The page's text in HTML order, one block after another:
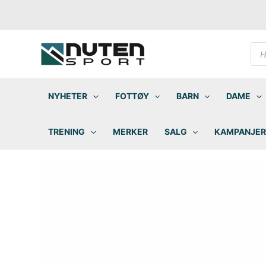
NYHETER FOTTØY BARN DAME
TRENING MERKER SALG KAMPANJER